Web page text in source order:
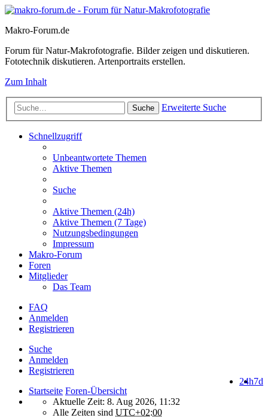
Makro-Forum.de
Forum für Natur-Makrofotografie. Bilder zeigen und diskutieren.
Fototechnik diskutieren. Artenportraits erstellen.
Zum Inhalt
Suche Erweiterte Suche
Schnellzugriff
Unbeantwortete Themen
Aktive Themen
Suche
Aktive Themen (24h)
Aktive Themen (7 Tage)
Nutzungsbedingungen
Impressum
Makro-Forum
Foren
Mitglieder
Das Team
FAQ
Anmelden
Registrieren
Suche
Anmelden
Registrieren
7d
24h
Startseite Foren-Übersicht
Aktuelle Zeit: 8. Aug 2026, 11:32
Alle Zeiten sind UTC+02:00